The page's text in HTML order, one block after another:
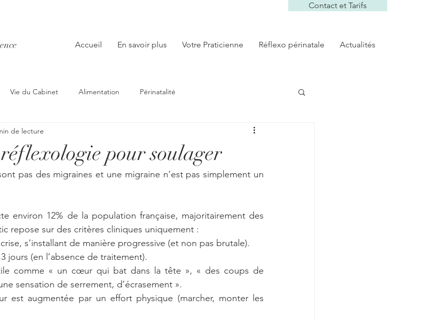
Contact et Tarifs
Accueil En savoir plus Votre Praticienne Réflexo périnatale Actualités
Vie du Cabinet Alimentation Périnatalité
pour soulager
de lecture
pas des migraines et une migraine n’est pas simplement un
environ 12% de la population française, majoritairement des
repose sur des critères cliniques uniquement :
s’installant de manière progressive (et non pas brutale).
jours (en l’absence de traitement).
comme « un cœur qui bat dans la tête », « des coups de
sensation de serrement, d’écrasement ».
est augmentée par un effort physique (marcher, monter les